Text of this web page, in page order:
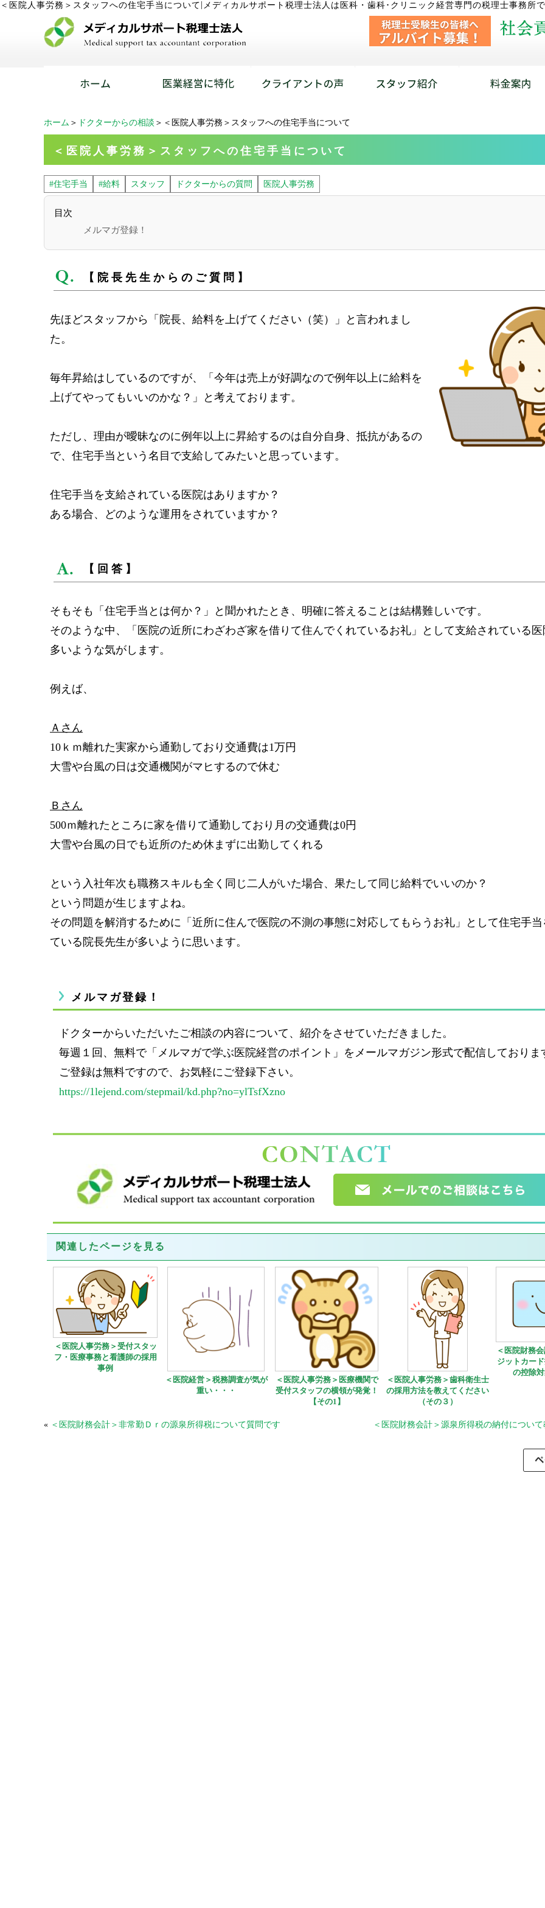
＜医院人事労務＞スタッフへの住宅手当について メディカルサポート税理士法人は医科・歯科･クリニック経営専門の税理士事務所
ホーム ＞ ドクターからの相談 ＞＜医院人事労務＞スタッフへの住宅手当について
＜医院人事労務＞スタッフへの住宅手当について
#住宅手当 #給料 スタッフ ドクターからの質問 医院人事労務
目次
メルマガ登録！
【院長先生からのご質問】
先ほどスタッフから「院長、給料を上げてください（笑）」と言われまし
た。
毎年昇給はしているのですが、「今年は売上が好調なので例年以上に給料を
上げてやってもいいのかな？」と考えております。
ただし、理由が曖昧なのに例年以上に昇給するのは自分自身、抵抗があるの
で、住宅手当という名目で支給してみたいと思っています。
住宅手当を支給されている医院はありますか？
ある場合、どのような運用をされていますか？
【回答】
そもそも「住宅手当とは何か？」と聞かれたとき、明確に答えることは結構難しいです。
そのような中、「医院の近所にわざわざ家を借りて住んでくれているお礼」として支給されている
多いような気がします。
例えば、
Ａさん
10ｋｍ離れた実家から通勤しており交通費は1万円
大雪や台風の日は交通機関がマヒするので休む
Ｂさん
500ｍ離れたところに家を借りて通勤しており月の交通費は0円
大雪や台風の日でも近所のため休まずに出勤してくれる
という入社年次も職務スキルも全く同じ二人がいた場合、果たして同じ給料でいいのか？
という問題が生じますよね。
その問題を解消するために「近所に住んで医院の不測の事態に対応してもらうお礼」として住宅手
ている院長先生が多いように思います。
メルマガ登録！
ドクターからいただいたご相談の内容について、紹介をさせていただきました。
毎週１回、無料で「メルマガで学ぶ医院経営のポイント」をメールマガジン形式で配信しておりま
ご登録は無料ですので、お気軽にご登録下さい。
https://1lejend.com/stepmail/kd.php?no=ylTsfXzno
関連したページを見る
＜医院人事労務＞受付スタッ
フ・医療事務と看護師の採用
事例
＜医院経営＞税務調査が気が
重い・・・
＜医院人事労務＞医療機関で
受付スタッフの横領が発覚！
【その1】
＜医院人事労務＞歯科衛生士
の採用方法を教えてください
（その３）
＜医院財務
ジットカー
の控除
« ＜医院財務会計＞非常勤Ｄｒの源泉所得税について質問です ＜医院財務会計＞源泉所得税の納付につい